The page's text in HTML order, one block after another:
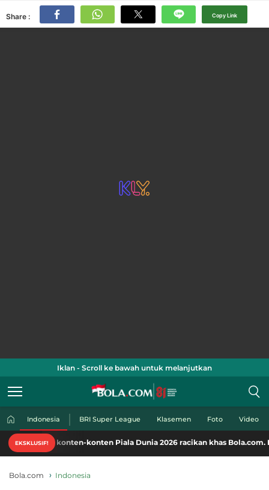
Share : Copy Link
Iklan - Scroll ke bawah untuk melanjutkan
Indonesia BRI Super League Klasemen Foto Video
EKSKLUSIF!
konten Piala Dunia 2026 racikan khas Bola.com. Klik di sini!
Bola.com Indonesia